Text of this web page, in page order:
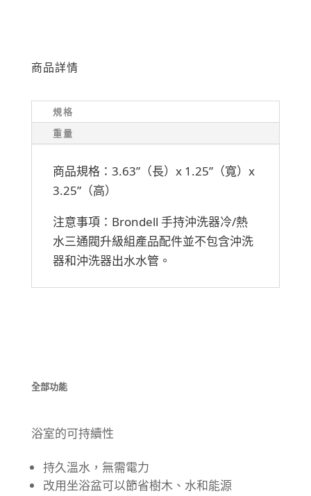
商品詳情
規格
重量
商品規格： 3.63”（長）x 1.25”（寬）x
3.25”（高）
注意事項： Brondell 手持沖洗器冷/熱
水三通閥升級組產品配件並不包含沖洗
器和沖洗器出水水管。
全部功能
浴室的可持續性
持久溫水，無需電力
改用坐浴盆可以節省樹木、水和能源